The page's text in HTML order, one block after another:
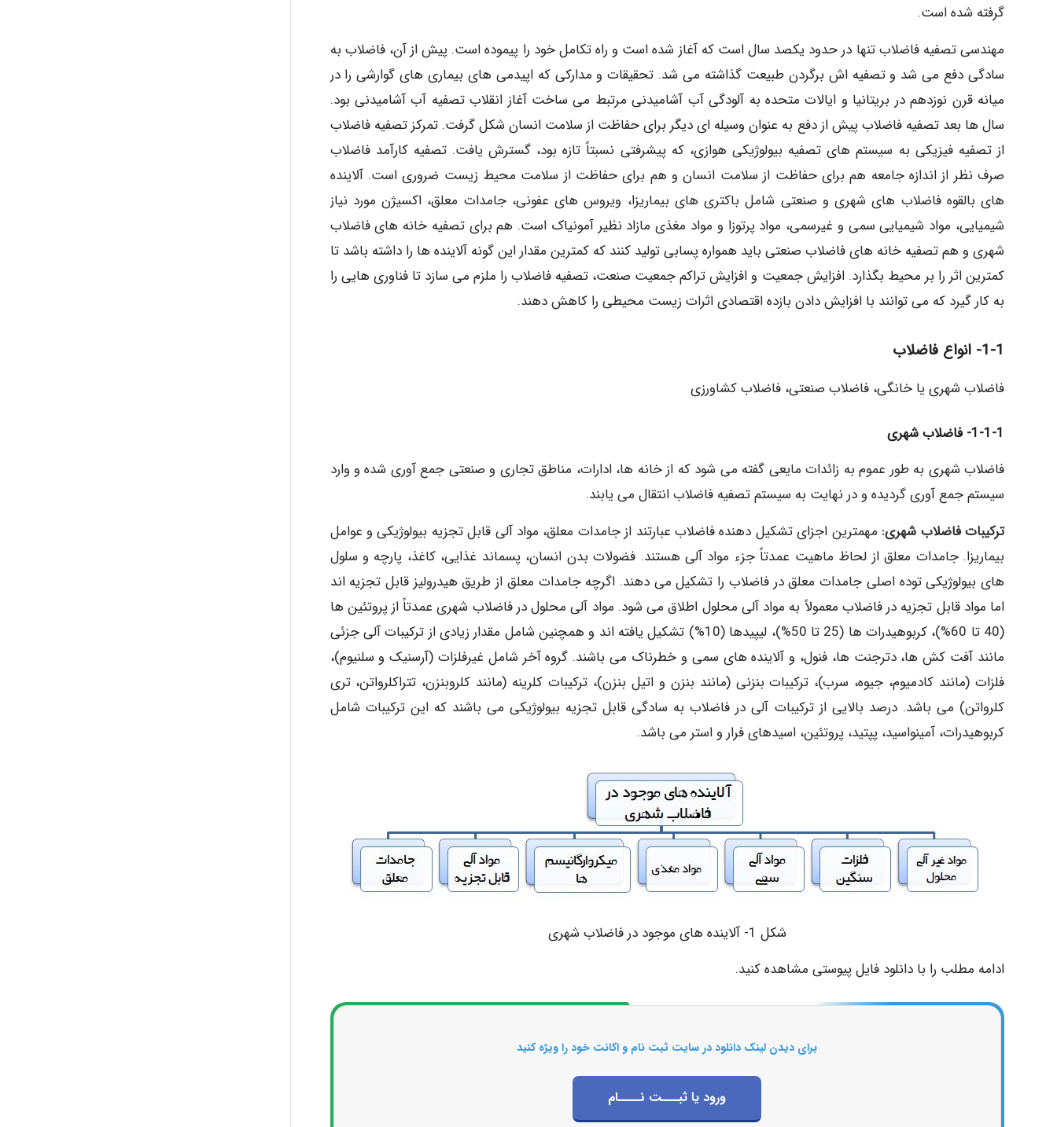
گرفته شده است.
مهندسی تصفیه فاضلاب تنها در حدود یکصد سال است که آغاز شده است و راه تکامل خود را پیموده است. پیش از آن، فاضلاب به
سادگی دفع می شد و تصفیه اش برگردن طبیعت گذاشته می شد. تحقیقات و مدارکی که اپیدمی های بیماری های گوارشی را در
میانه قرن نوزدهم در بریتانیا و ایالات متحده به آلودگی آب آشامیدنی مرتبط می ساخت آغاز انقلاب تصفیه آب آشامیدنی بود.
سال ها بعد تصفیه فاضلاب پیش از دفع به عنوان وسیله ای دیگر برای حفاظت از سلامت انسان شکل گرفت. تمرکز تصفیه فاضلاب
از تصفیه فیزیکی به سیستم های تصفیه بیولوژیکی هوازی، که پیشرفتی نسبتاً تازه بود، گسترش یافت. تصفیه کارآمد فاضلاب
صرف نظر از اندازه جامعه هم برای حفاظت از سلامت انسان و هم برای حفاظت از سلامت محیط زیست ضروری است. آلاینده
های بالقوه فاضلاب های شهری و صنعتی شامل باکتری های بیماریزا، ویروس های عفونی، جامدات معلق، اکسیژن مورد نیاز
شیمیایی، مواد شیمیایی سمی و غیرسمی، مواد پرتوزا و مواد مغذی مازاد نظیر آمونیاک است. هم برای تصفیه خانه های فاضلاب
شهری و هم تصفیه خانه های فاضلاب صنعتی باید همواره پسابی تولید کنند که کمترین مقدار این گونه آلاینده ها را داشته باشد تا
کمترین اثر را بر محیط بگذارد. افزایش جمعیت و افزایش تراکم جمعیت صنعت، تصفیه فاضلاب را ملزم می سازد تا فناوری هایی را
به کار گیرد که می توانند با افزایش دادن بازده اقتصادی اثرات زیست محیطی را کاهش دهند.
1-1- انواع فاضلاب
فاضلاب شهری یا خانگی، فاضلاب صنعتی، فاضلاب کشاورزی
1-1-1- فاضلاب شهری
فاضلاب شهری به طور عموم به زائدات مایعی گفته می شود که از خانه ها، ادارات، مناطق تجاری و صنعتی جمع آوری شده و وارد
سیستم جمع آوری گردیده و در نهایت به سیستم تصفیه فاضلاب انتقال می یابند.
ترکیبات فاضلاب شهری: مهمترین اجزای تشکیل دهنده فاضلاب عبارتند از جامدات معلق، مواد آلی قابل تجزیه بیولوژیکی و عوامل
بیماریزا. جامدات معلق از لحاظ ماهیت عمدتاً جزء مواد آلی هستند. فضولات بدن انسان، پسماند غذایی، کاغذ، پارچه و سلول
های بیولوژیکی توده اصلی جامدات معلق در فاضلاب را تشکیل می دهند. اگرچه جامدات معلق از طریق هیدرولیز قابل تجزیه اند
اما مواد قابل تجزیه در فاضلاب معمولاً به مواد آلی محلول اطلاق می شود. مواد آلی محلول در فاضلاب شهری عمدتاً از پروتئین ها
(40 تا 60%)، کربوهیدرات ها (25 تا 50%)، لیپیدها (10%) تشکیل یافته اند و همچنین شامل مقدار زیادی از ترکیبات آلی جزئی
مانند آفت کش ها، دترجنت ها، فنول، و آلاینده های سمی و خطرناک می باشند. گروه آخر شامل غیرفلزات (آرسنیک و سلنیوم)،
فلزات (مانند کادمیوم، جیوه، سرب)، ترکیبات بنزنی (مانند بنزن و اتیل بنزن)، ترکیبات کلرینه (مانند کلروبنزن، تتراکلرواتن، تری
کلرواتن) می باشد. درصد بالایی از ترکیبات آلی در فاضلاب به سادگی قابل تجزیه بیولوژیکی می باشند که این ترکیبات شامل
کربوهیدرات، آمینواسید، پپتید، پروتئین، اسیدهای فرار و استر می باشد.
شکل 1- آلاینده های موجود در فاضلاب شهری
ادامه مطلب را با دانلود فایل پیوستی مشاهده کنید.
برای دیدن لینک دانلود در سایت ثبت نام و اکانت خود را ویژه کنید
ورود یا ثبـــت نــــام